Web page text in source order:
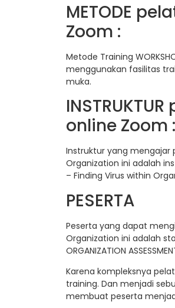
METODE
Zoom :
Metode Training
menggunakan fasilitas
muka.
online Zoom :
Instruktur yang mengajar
Organization ini adalah
– Finding Virus within
PESERTA
Peserta yang dapat
Organization ini adalah
ORGANIZATION
Karena kompleksnya
training. Dan menjadi
membuat peserta